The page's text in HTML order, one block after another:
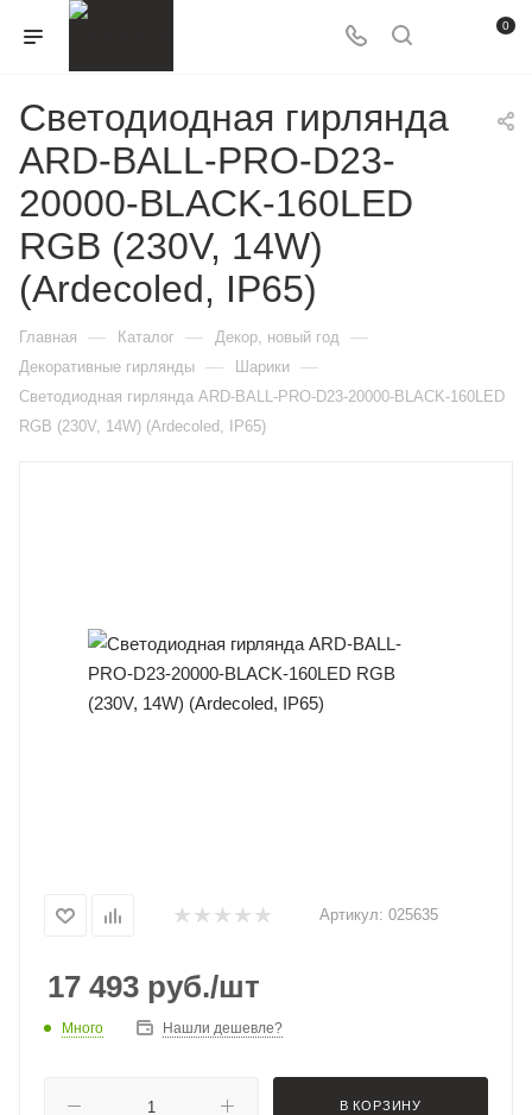
0
Светодиодная гирлянда
ARD-BALL-PRO-D23-
20000-BLACK-160LED
RGB (230V, 14W)
(Ardecoled, IP65)
Главная — Каталог — Декор, новый год —
Декоративные гирлянды — Шарики —
Светодиодная гирлянда ARD-BALL-PRO-D23-20000-BLACK-160LED
RGB (230V, 14W) (Ardecoled, IP65)
Артикул: 025635
17 493 руб./шт
Много Нашли дешевле?
В КОРЗИНУ